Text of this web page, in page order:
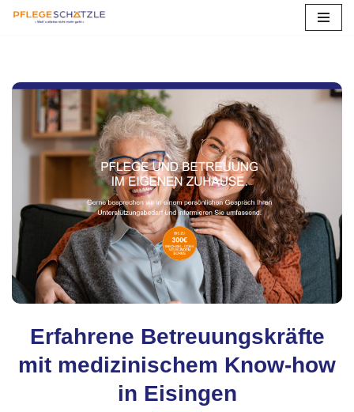
springen
Erfahrene Betreuungskräfte
mit medizinischem Know-how
in Eisingen